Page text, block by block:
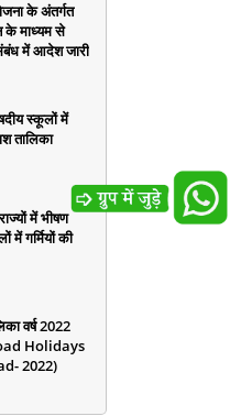
के अंतर्गत
के माध्यम से
में आदेश जारी
स्कूलों में
तालिका
में भीषण
गर्मियों की
वर्ष 2022
Holidays
2022)